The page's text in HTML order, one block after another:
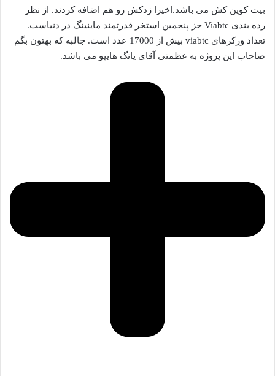
بیت کوین کش می باشد.اخیرا زدکش رو هم اضافه کردند. از نظر
رده بندی Viabtc جز پنجمین استخر قدرتمند ماینینگ در دنیاست.
تعداد ورکرهای viabtc بیش از 17000 عدد است. جالبه که بهتون بگم
صاحاب این پروژه به عظمتی آقای یانگ هایپو می باشد.